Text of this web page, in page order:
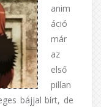
anim
áció
már
az
első
pillan
bájjal bírt, de